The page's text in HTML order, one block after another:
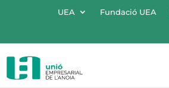
UEA Fundació UEA